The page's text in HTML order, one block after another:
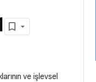
ve işlevsel